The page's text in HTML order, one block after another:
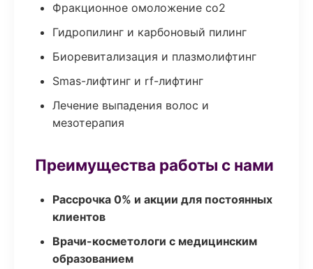
Фракционное омоложение co2
Гидропилинг и карбоновый пилинг
Биоревитализация и плазмолифтинг
Smas-лифтинг и rf-лифтинг
Лечение выпадения волос и
мезотерапия
Преимущества работы с нами
Рассрочка 0% и акции для постоянных
клиентов
Врачи-косметологи с медицинским
образованием